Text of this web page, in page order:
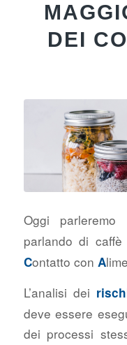
DEI
Oggi parleremo
parlando di
Contatto con A
L’analisi dei
deve essere
dei processi